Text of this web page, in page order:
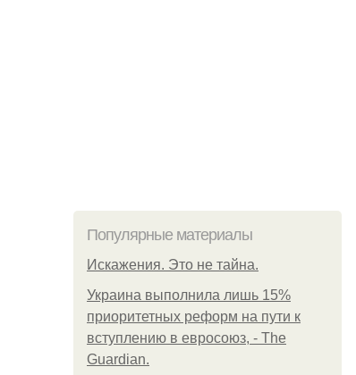
Популярные материалы
Искажения. Это не тайна.
Украина выполнила лишь 15%
приоритетных реформ на пути к
вступлению в евросоюз, - The
Guardian.